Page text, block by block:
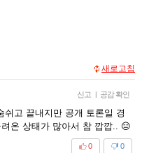
새로고침
신고 | 공감 확인
고 끝내지만 공개 토론일 경
온 상태가 많아서 참 깝깝.. 😑
0
0